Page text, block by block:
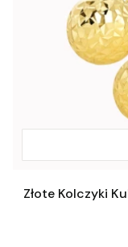
Złote Kolczyki